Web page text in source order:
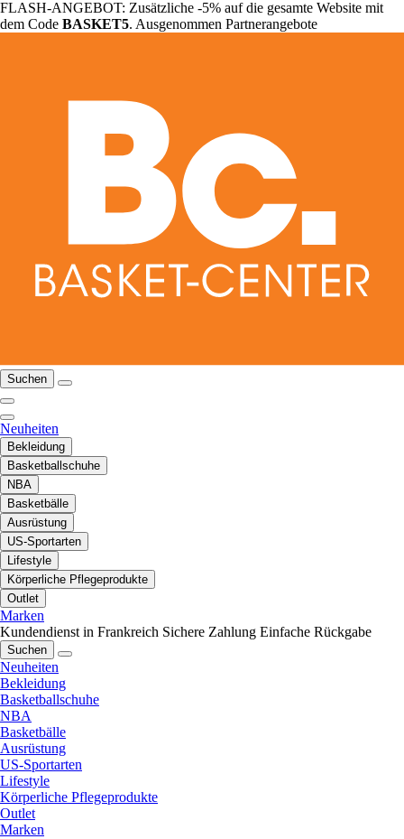
FLASH-ANGEBOT: Zusätzliche -5% auf die gesamte Website mit
dem Code BASKET5. Ausgenommen Partnerangebote
Suchen
Neuheiten
Bekleidung
Basketballschuhe
NBA
Basketbälle
Ausrüstung
US-Sportarten
Lifestyle
Körperliche Pflegeprodukte
Outlet
Marken
Kundendienst in Frankreich Sichere Zahlung Einfache Rückgabe
Suchen
Neuheiten
Bekleidung
Basketballschuhe
NBA
Basketbälle
Ausrüstung
US-Sportarten
Lifestyle
Körperliche Pflegeprodukte
Outlet
Marken